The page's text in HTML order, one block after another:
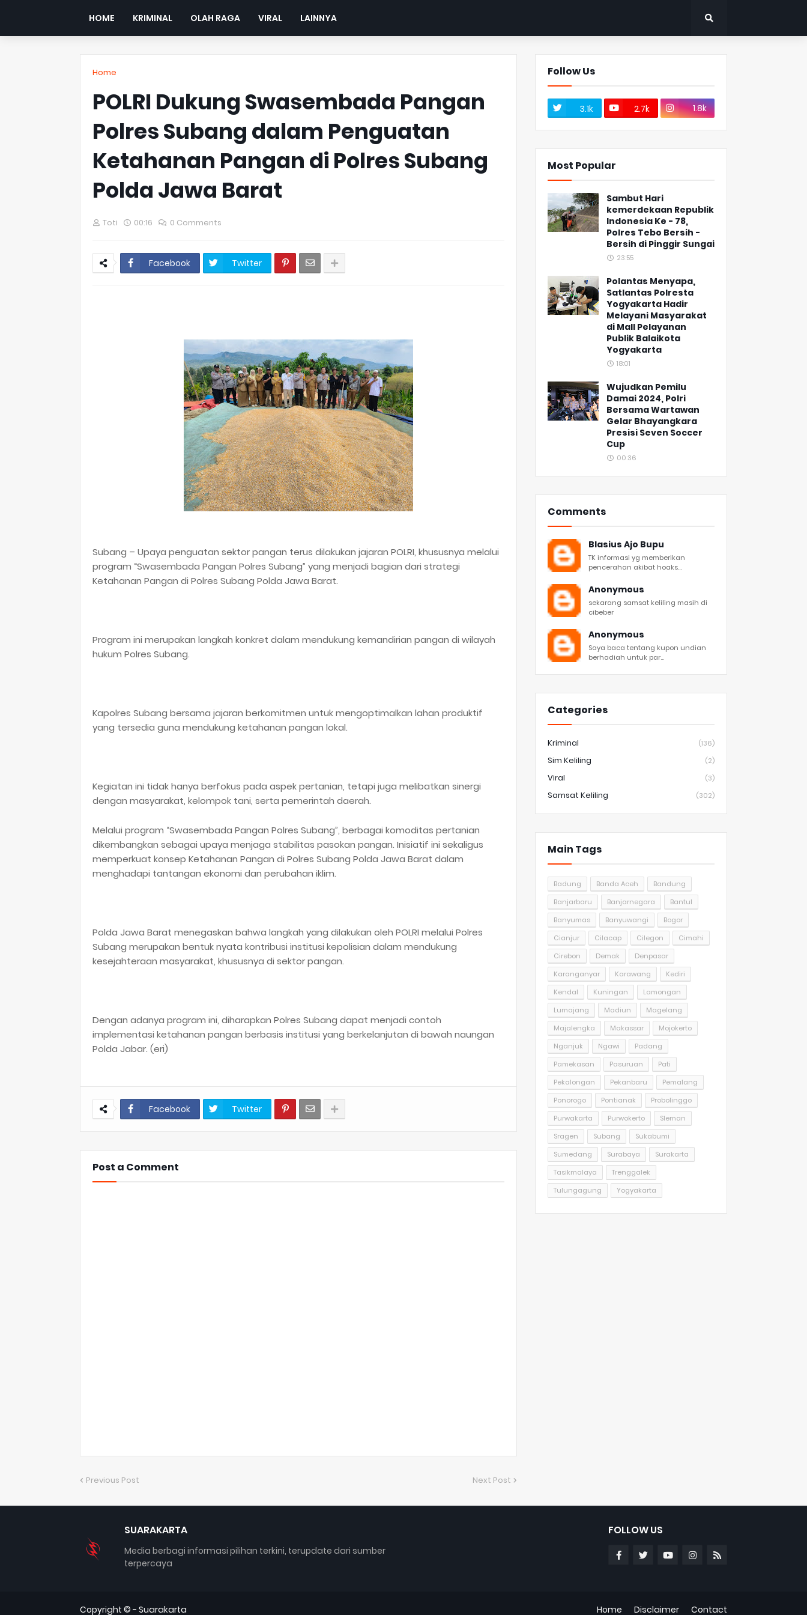
HOME KRIMINAL OLAH RAGA VIRAL LAINNYA
Home
POLRI Dukung Swasembada Pangan
Polres Subang dalam Penguatan
Ketahanan Pangan di Polres Subang
Polda Jawa Barat
Toti 00:16 0 Comments
Facebook Twitter
Subang – Upaya penguatan sektor pangan terus dilakukan jajaran POLRI, khususnya melalui
program “Swasembada Pangan Polres Subang” yang menjadi bagian dari strategi
Ketahanan Pangan di Polres Subang Polda Jawa Barat.
Program ini merupakan langkah konkret dalam mendukung kemandirian pangan di wilayah
hukum Polres Subang.
Kapolres Subang bersama jajaran berkomitmen untuk mengoptimalkan lahan produktif
yang tersedia guna mendukung ketahanan pangan lokal.
Kegiatan ini tidak hanya berfokus pada aspek pertanian, tetapi juga melibatkan sinergi
dengan masyarakat, kelompok tani, serta pemerintah daerah.
Melalui program “Swasembada Pangan Polres Subang”, berbagai komoditas pertanian
dikembangkan sebagai upaya menjaga stabilitas pasokan pangan. Inisiatif ini sekaligus
memperkuat konsep Ketahanan Pangan di Polres Subang Polda Jawa Barat dalam
menghadapi tantangan ekonomi dan perubahan iklim.
Polda Jawa Barat menegaskan bahwa langkah yang dilakukan oleh POLRI melalui Polres
Subang merupakan bentuk nyata kontribusi institusi kepolisian dalam mendukung
kesejahteraan masyarakat, khususnya di sektor pangan.
Dengan adanya program ini, diharapkan Polres Subang dapat menjadi contoh
implementasi ketahanan pangan berbasis institusi yang berkelanjutan di bawah naungan
Polda Jabar. (eri)
Facebook Twitter
Post a Comment
Previous Post Next Post
Follow Us
3.1k 2.7k 1.8k
Most Popular
Sambut Hari
kemerdekaan Republik
Indonesia Ke - 78,
Polres Tebo Bersih -
Bersih di Pinggir Sungai
23:55
Polantas Menyapa,
Satlantas Polresta
Yogyakarta Hadir
Melayani Masyarakat
di Mall Pelayanan
Publik Balaikota
Yogyakarta
18:01
Wujudkan Pemilu
Damai 2024, Polri
Bersama Wartawan
Gelar Bhayangkara
Presisi Seven Soccer
Cup
00:36
Comments
Blasius Ajo Bupu
TK informasi yg memberikan
pencerahan akibat hoaks...
Anonymous
sekarang samsat keliling masih di
cibeber
Anonymous
Saya baca tentang kupon undian
berhadiah untuk par...
Categories
Kriminal (136)
Sim Keliling (2)
Viral (3)
Samsat Keliling (302)
Main Tags
Badung Banda Aceh
Bandung
Banjarbaru
Banjarnegara
Bantul
Banyumas
Banyuwangi
Bogor
Cianjur
Cilacap Cilegon
Cimahi
Cirebon
Demak
Denpasar
Karanganyar
Karawang
Kediri
Kendal
Kuningan
Lamongan
Lumajang
Madiun
Magelang
Majalengka
Makassar
Mojokerto
Nganjuk
Ngawi
Padang
Pamekasan
Pasuruan
Pati
Pekalongan
Pekanbaru
Pemalang
Ponorogo
Pontianak
Probolinggo
Purwakarta
Purwokerto
Sleman
Sragen
Subang
Sukabumi
Sumedang
Surabaya
Surakarta
Tasikmalaya
Trenggalek
Tulungagung
Yogyakarta
SUARAKARTA
Media berbagi informasi pilihan terkini, terupdate dari sumber
terpercaya
FOLLOW US
Copyright © - Suarakarta Home Disclaimer Contact